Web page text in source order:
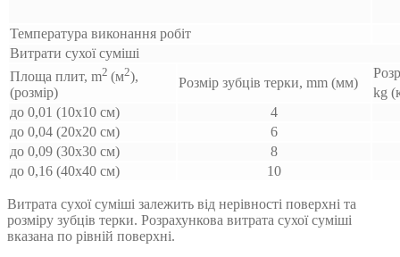
Температура виконання робіт
Витрати сухої суміші
Площа плит, m2 (м2),
(розмір)
Розмір зубців терки, mm (мм)
kg
до 0,01 (10х10 см)
4
до 0,04 (20х20 см)
6
до 0,09 (30х30 см)
8
до 0,16 (40х40 см)
10
Витрата сухої суміші залежить від нерівності поверхні та
розміру зубців терки. Розрахункова витрата сухої суміші
вказана по рівній поверхні.